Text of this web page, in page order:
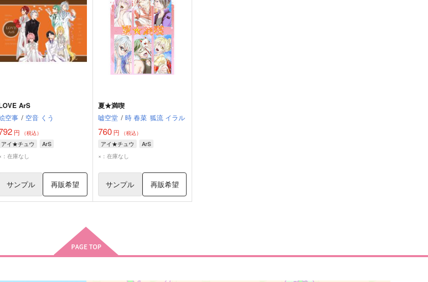
ArS
空事 / 空音 くう
円 （税込）
アイ★チュウ
ArS
：在庫なし
サンプル 再販希望
夏★満喫
嘘空堂 / 時 春菜 狐流 イラル
760円 （税込）
アイ★チュウ
ArS
×：在庫なし
サンプル 再販希望